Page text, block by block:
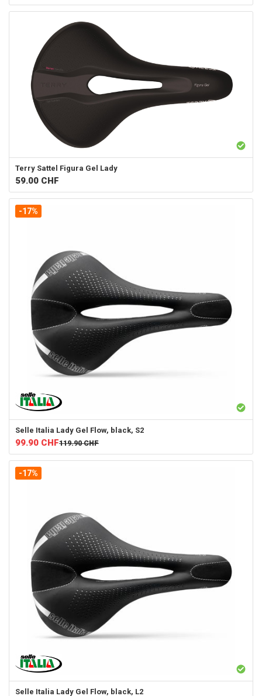
Terry Sattel Figura Gel Lady
59.00 CHF
-17%
Selle Italia Lady Gel Flow, black, S2
99.90 CHF119.90 CHF
-17%
Selle Italia Lady Gel Flow, black, L2